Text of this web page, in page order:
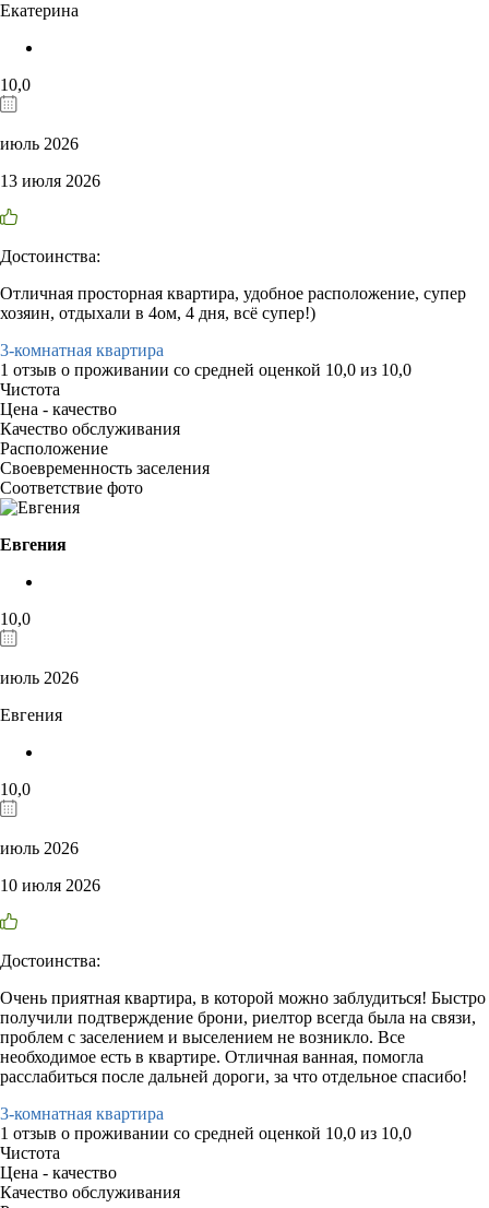
Екатерина
10,0
июль 2026
13 июля 2026
Достоинства:
Отличная просторная квартира, удобное расположение, супер
хозяин, отдыхали в 4ом, 4 дня, всё супер!)
3-комнатная квартира
1 отзыв о проживании со средней оценкой 10,0 из 10,0
Чистота
Цена - качество
Качество обслуживания
Расположение
Своевременность заселения
Соответствие фото
Евгения
10,0
июль 2026
Евгения
10,0
июль 2026
10 июля 2026
Достоинства:
Очень приятная квартира, в которой можно заблудиться! Быстро
получили подтверждение брони, риелтор всегда была на связи,
проблем с заселением и выселением не возникло. Все
необходимое есть в квартире. Отличная ванная, помогла
расслабиться после дальней дороги, за что отдельное спасибо!
3-комнатная квартира
1 отзыв о проживании со средней оценкой 10,0 из 10,0
Чистота
Цена - качество
Качество обслуживания